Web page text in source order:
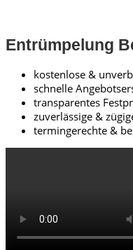
Entrümpelung
kostenlose &
schnelle
transparentes
zuverlässige &
termingerechte &